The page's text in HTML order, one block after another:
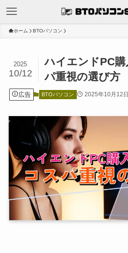
ホーム BTOパソコン
ハイエンドPC
パ重視の選び方
2025
10/12
広告 BTOパソコン 2025年10月12日